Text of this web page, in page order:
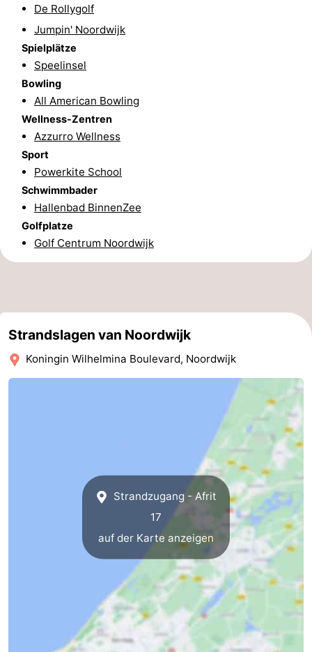
Leiden
Bollenstreek
Natur
Hollands
Duin
Katwijk
Scheveningen
Haag
Rotterdam
Rockanje
Wetter
De Rollygolf
Jumpin' Noordwijk
Spielplätze
Speelinsel
Bowling
All American Bowling
Wellness-Zentren
Azzurro Wellness
Sport
Powerkite School
Schwimmbader
Hallenbad BinnenZee
Golfplatze
Golf Centrum Noordwijk
Strandslagen van Noordwijk
Koningin Wilhelmina Boulevard, Noordwijk
Strandzugang - Afrit
17
auf der Karte anzeigen